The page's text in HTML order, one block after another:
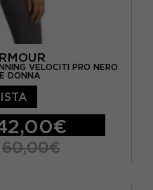
VELOCITI PRO NERO
DONNA
60,00€